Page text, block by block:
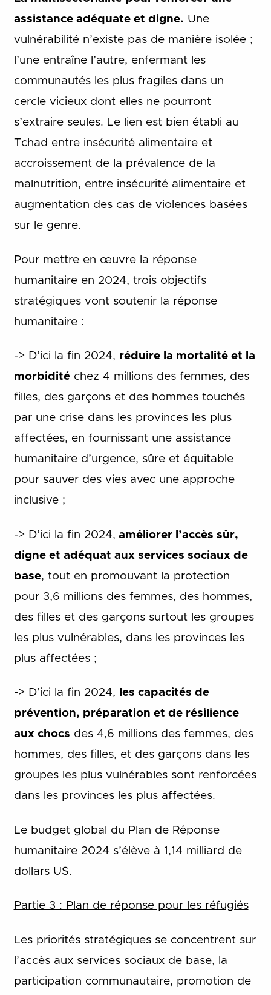
assistance adéquate et digne. Une
vulnérabilité n’existe pas de manière isolée ;
l’une entraîne l’autre, enfermant les
communautés les plus fragiles dans un
cercle vicieux dont elles ne pourront
s’extraire seules. Le lien est bien établi au
Tchad entre insécurité alimentaire et
accroissement de la prévalence de la
malnutrition, entre insécurité alimentaire et
augmentation des cas de violences basées
sur le genre.
Pour mettre en œuvre la réponse
humanitaire en 2024, trois objectifs
stratégiques vont soutenir la réponse
humanitaire :
-> D’ici la fin 2024, réduire la mortalité et la
morbiditéchez 4 millions des femmes, des
filles, des garçons et des hommes touchés
par une crise dans les provinces les plus
affectées, en fournissant une assistance
humanitaire d’urgence, sûre et équitable
pour sauver des vies avec une approche
inclusive ;
-> D’ici la fin 2024, améliorer l’accès sûr,
digne et adéquat aux services sociaux de
base, tout en promouvant la protection
pour 3,6 millions des femmes, des hommes,
des filles et des garçons surtout les groupes
les plus vulnérables, dans les provinces les
plus affectées ;
-> D’ici la fin 2024,
les capacités de
prévention, préparation et de résilience
aux chocs des 4,6 millions des femmes, des
hommes, des filles, et des garçons dans les
groupes les plus vulnérables sont renforcées
dans les provinces les plus affectées.
Le budget global du Plan de Réponse
humanitaire 2024 s’élève à 1,14 milliard de
dollars US.
Partie 3 : Plan de réponse pour les réfugiés
Les priorités stratégiques se concentrent sur
l’accès aux services sociaux de base, la
participation communautaire, promotion de